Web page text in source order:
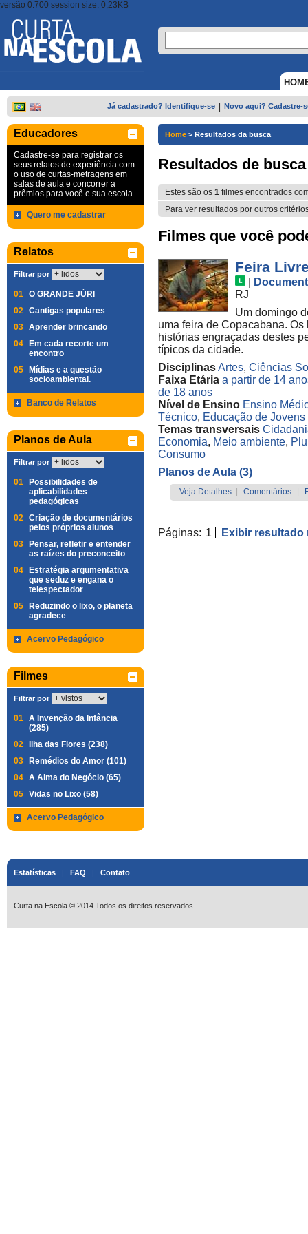
versão 0.700 session size: 0,23KB
Já cadastrado? Identifique-se Novo aqui? Cadastre-
Educadores
Cadastre-se para registrar os
seus relatos de experiência com
o uso de curtas-metragens em
salas de aula e concorrer a
prêmios para você e sua escola.
Quero me cadastrar
Relatos
Filtrar por
01 O GRANDE JÚRI
02 Cantigas populares
03 Aprender brincando
04
Em cada recorte um
encontro
05
Mídias e a questão
socioambiental.
Banco de Relatos
Planos de Aula
Filtrar por
01
Possibilidades de
aplicabilidades
pedagógicas
02 Criação de documentários
pelos próprios alunos
03
Pensar, refletir e entender
as raízes do preconceito
04
Estratégia argumentativa
que seduz e engana o
telespectador
05
Reduzindo o lixo, o planeta
agradece
Acervo Pedagógico
Filmes
Filtrar por
01 A Invenção da Infância
(285)
02
Ilha das Flores (238)
03
Remédios do Amor (101)
04 A Alma do Negócio (65)
05 Vidas no Lixo (58)
Acervo Pedagógico
Home > Resultados da busca
Resultados de busca
Estes são os 1 filmes encontrados
Para ver resultados por outros
Filmes que você
Feira
RJ
Um domingo
uma feira de Copacabana.
histórias engraçadas destes
típicos da cidade.
DisciplinasArtes, Ciências
Faixa Etária a partir de 14
de 18 anos
Nível de Ensino Ensino
Técnico, Educação de Jovens
Temas transversais
Economia, Meio ambiente,
Consumo
Planos de Aula (3)
Veja Detalhes Comentários
Páginas: 1 Exibir resultado
Estatísticas | FAQ | Contato
Curta na Escola © 2014 Todos os direitos reservados.